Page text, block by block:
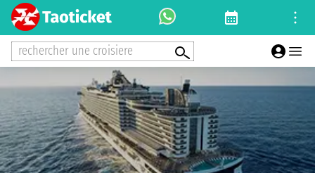
rechercher une croisiere